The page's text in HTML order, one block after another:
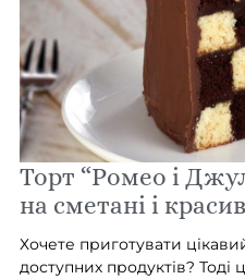
Торт “Ромео і
на сметані і
Хочете приготувати
доступних продуктів?